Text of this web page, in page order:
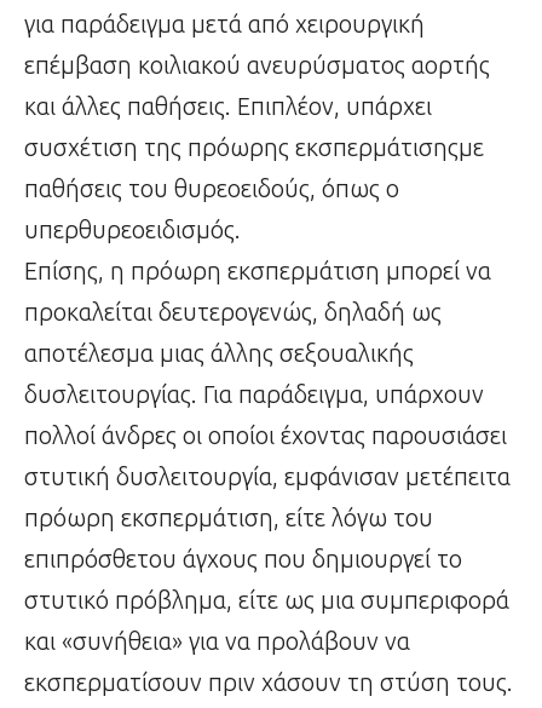
για παράδειγμα μετά από χειρουργική
επέμβαση κοιλιακού ανευρύσματος αορτής
και άλλες παθήσεις. Επιπλέον, υπάρχει
συσχέτιση της πρόωρης εκσπερμάτισηςμε
παθήσεις του θυρεοειδούς, όπως ο
υπερθυρεοειδισμός.
Επίσης, η πρόωρη εκσπερμάτιση μπορεί να
προκαλείται δευτερογενώς, δηλαδή ως
αποτέλεσμα μιας άλλης σεξουαλικής
δυσλειτουργίας. Για παράδειγμα, υπάρχουν
πολλοί άνδρες οι οποίοι έχοντας παρουσιάσει
στυτική δυσλειτουργία, εμφάνισαν μετέπειτα
πρόωρη εκσπερμάτιση, είτε λόγω του
επιπρόσθετου άγχους που δημιουργεί το
στυτικό πρόβλημα, είτε ως μια συμπεριφορά
και «συνήθεια» για να προλάβουν να
εκσπερματίσουν πριν χάσουν τη στύση τους.